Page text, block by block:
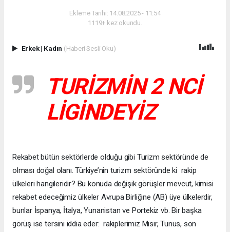
Ekleme Tarihi: 14.08.2025 - 11:54
1119+ kez okundu.
Erkek| Kadın (Haberi Sesli Oku)
TURİZMİN 2 NCİ
LİGİNDEYİZ
Rekabet bütün sektörlerde olduğu gibi Turizm sektöründe de
olması doğal olanı. Türkiye’nin turizm sektöründe ki rakip
ülkeleri hangileridir? Bu konuda değişik görüşler mevcut, kimisi
rekabet edeceğimiz ülkeler Avrupa Birliğine (AB) üye ülkelerdir,
bunlar İspanya, İtalya, Yunanistan ve Portekiz vb. Bir başka
görüş ise tersini iddia eder: rakiplerimiz Mısır, Tunus, son